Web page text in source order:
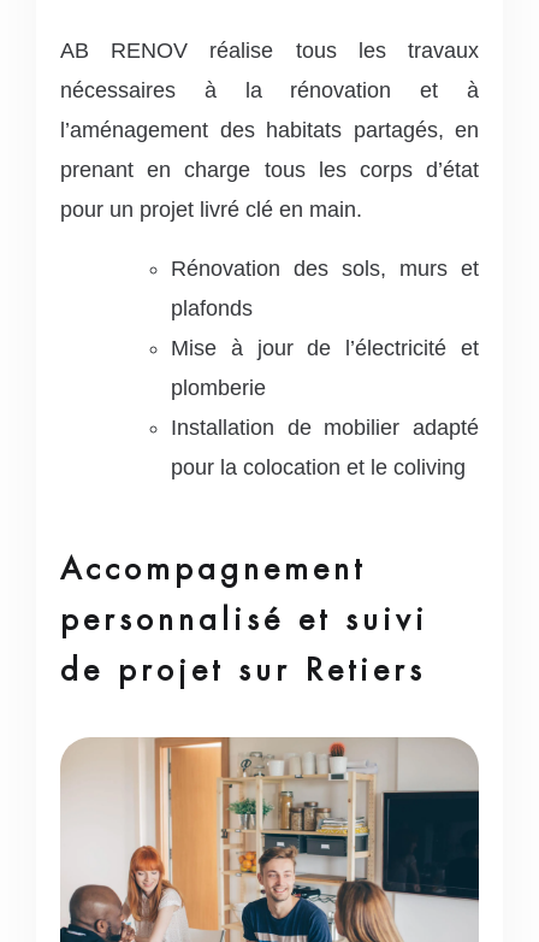
AB RENOV réalise tous les travaux
nécessaires à la rénovation et à
l’aménagement des habitats partagés, en
prenant en charge tous les corps d’état
pour un projet livré clé en main.
Rénovation des sols, murs et
plafonds
Mise à jour de l’électricité et
plomberie
Installation de mobilier adapté
pour la colocation et le coliving
Accompagnement
personnalisé et suivi
de projet sur Retiers